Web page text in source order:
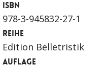
ISBN
978-3-945832-27-1
REIHE
Edition Belletristik
AUFLAGE